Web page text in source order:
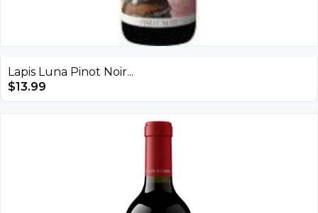
Lapis Luna Pinot Noir...
$13.99